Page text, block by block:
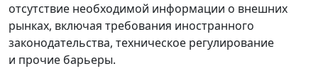
отсутствие необходимой информации о внешних
рынках, включая требования иностранного
законодательства, техническое регулирование
и прочие барьеры.